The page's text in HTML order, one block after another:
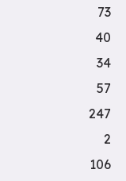
73
40
34
57
247
2
106